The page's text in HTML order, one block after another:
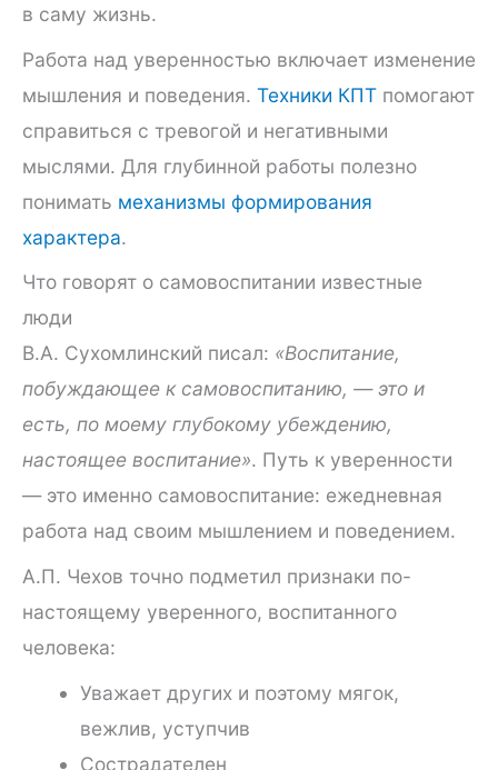
в саму жизнь.
Работа над уверенностью включает изменение
мышления и поведения. Техники КПТ помогают
справиться с тревогой и негативными
мыслями. Для глубинной работы полезно
понимать механизмы формирования
характера.
Что говорят о самовоспитании известные
люди
В.А. Сухомлинский писал: «Воспитание,
побуждающее к самовоспитанию, — это и
есть, по моему глубокому убеждению,
настоящее воспитание». Путь к уверенности
— это именно самовоспитание: ежедневная
работа над своим мышлением и поведением.
А.П. Чехов точно подметил признаки по-
настоящему уверенного, воспитанного
человека:
Уважает других и поэтому мягок,
вежлив, уступчив
Сострадателен